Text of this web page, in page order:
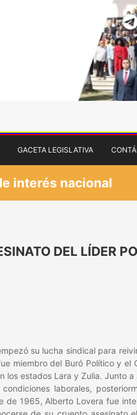
GACETA LEGISLATIVA
interés nacional
DEL LÍDER
su lucha sindical para
miembro del Buró Político y el
los estados Lara y Zulia. Junto
laborales,
1965, Alberto Lovera fue